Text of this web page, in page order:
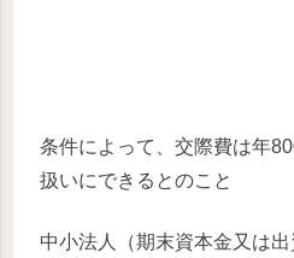
条件によって、交際費は年
扱いにできるとのこと
中小法人（期末資本金又は出